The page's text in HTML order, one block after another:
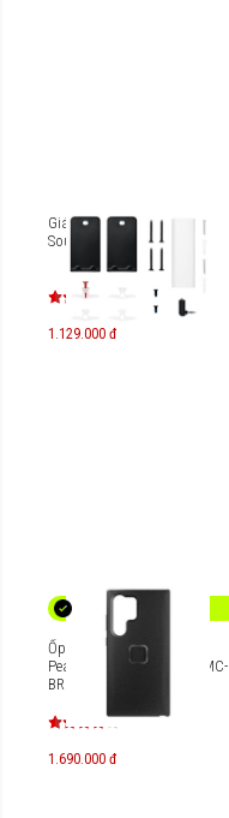
Giá đỡ gắn tường Bose
Soundbar
1.129.000 đ
Ốp lưng Galaxy S24 Ultra
Peak Design Everyday M-MC-
BR
1.690.000 đ